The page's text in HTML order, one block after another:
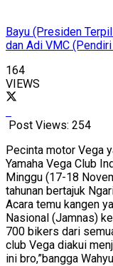
Bayu (Presiden
dan Adi VMC (Pendiri
164
VIEWS
Post Views: 254
Pecinta motor Vega
Yamaha Vega Club
Minggu (17-18
tahunan bertajuk
Acara temu kangen
Nasional (Jamnas)
700 bikers dari
club Vega diakui
ini bro,”bangga